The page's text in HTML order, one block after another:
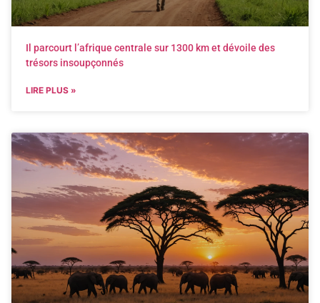
Il parcourt l’afrique centrale sur 1300 km et dévoile des
trésors insoupçonnés
LIRE PLUS »